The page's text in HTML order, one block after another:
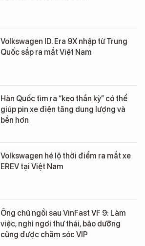
Volkswagen ID. Era 9X nhập từ Trung
Quốc sắp ra mắt Việt Nam
Hàn Quốc tìm ra “keo thần kỳ” có thể
giúp pin xe điện tăng dung lượng và
bền hơn
Volkswagen hé lộ thời điểm ra mắt xe
EREV tại Việt Nam
Ông chủ ngồi sau VinFast VF 9: Làm
việc, nghỉ ngơi thư thái, bảo dưỡng
cũng được chăm sóc VIP